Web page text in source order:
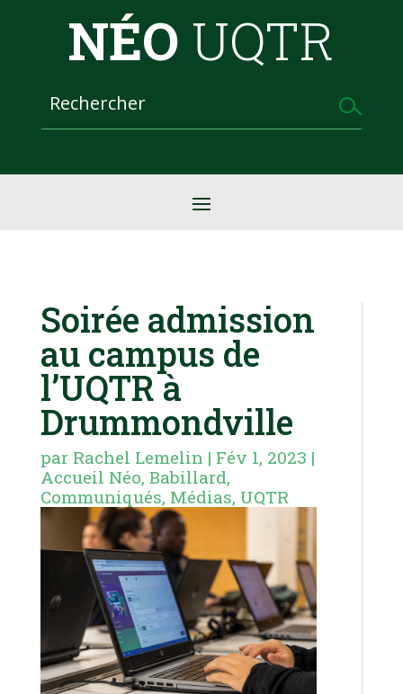
NÉO UQTR
Soirée admission
au campus de
l’UQTR à
Drummondville
par Rachel Lemelin | Fév 1, 2023 |
Accueil Néo, Babillard,
Communiqués, Médias, UQTR